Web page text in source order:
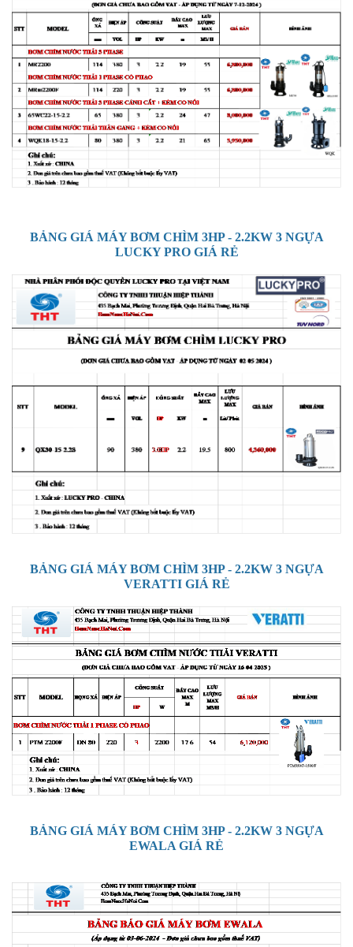
BẢNG GIÁ MÁY BƠM CHÌM 3HP - 2.2KW 3 NGỰA
LUCKY PRO GIÁ RẺ
BẢNG GIÁ MÁY BƠM CHÌM 3HP - 2.2KW 3 NGỰA
VERATTI GIÁ RẺ
BẢNG GIÁ MÁY BƠM CHÌM 3HP - 2.2KW 3 NGỰA
EWALA GIÁ RẺ